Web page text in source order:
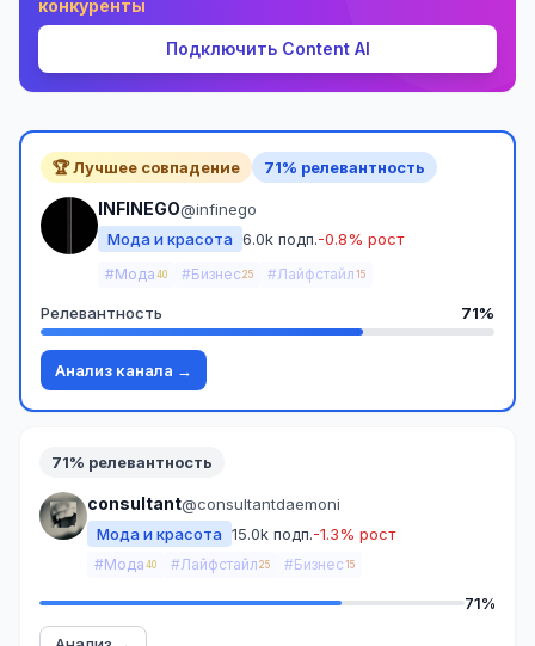
конкуренты
Подключить Content AI
🏆 Лучшее совпадение 71% релевантность
INFINEGO@infinego
Мода и красота 6.0k подп.-0.8% рост
#Мода 40 #Бизнес 25 #Лайфстайл 15
Релевантность 71%
Анализ канала →
71% релевантность
consultant@consultantdaemoni
Мода и красота 15.0k подп.-1.3% рост
#Мода 40 #Лайфстайл 25 #Бизнес 15
71%